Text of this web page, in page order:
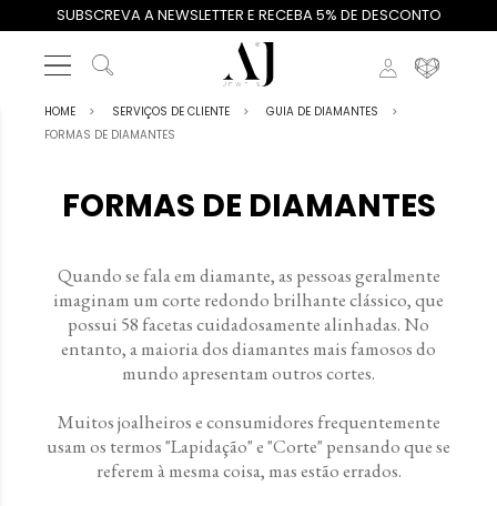
SUBSCREVA A NEWSLETTER E RECEBA 5% DE DESCONTO
HOME SERVIÇOS DE CLIENTE
GUIA DE DIAMANTES
FORMAS DE DIAMANTES
FORMAS DE DIAMANTES
Quando se fala em diamante, as pessoas geralmente
imaginam um corte redondo brilhante clássico, que
possui 58 facetas cuidadosamente alinhadas. No
entanto, a maioria dos diamantes mais famosos do
mundo apresentam outros cortes.
Muitos joalheiros e consumidores frequentemente
usam os termos "Lapidação" e "Corte" pensando que se
referem à mesma coisa, mas estão errados.